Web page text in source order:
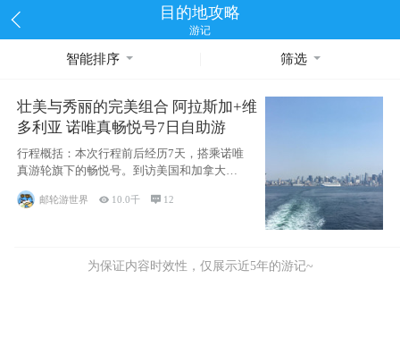
目的地攻略
游记
智能排序 筛选
壮美与秀丽的完美组合 阿拉斯加+维
多利亚 诺唯真畅悦号7日自助游
行程概括：本次行程前后经历7天，搭乘诺唯
真游轮旗下的畅悦号。到访美国和加拿大的4
个州/省：美国华盛顿州
邮轮游世界  10.0千  12
为保证内容时效性，仅展示近5年的游记~